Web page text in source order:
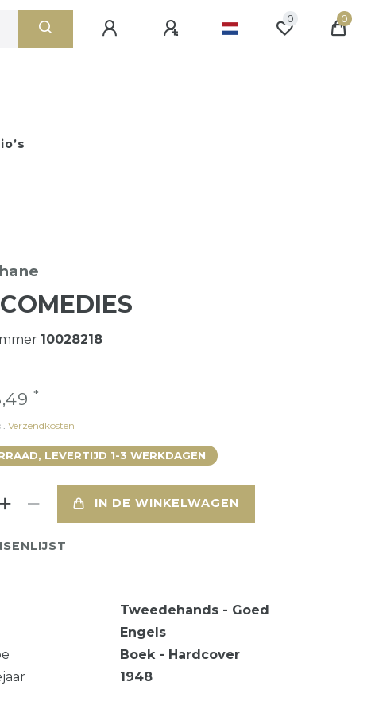
0 0
10028218
*
Verzendkosten
LEVERTIJD 1-3 WERKDAGEN
IN DE WINKELWAGEN
Tweedehands - Goed
Engels
Boek - Hardcover
1948